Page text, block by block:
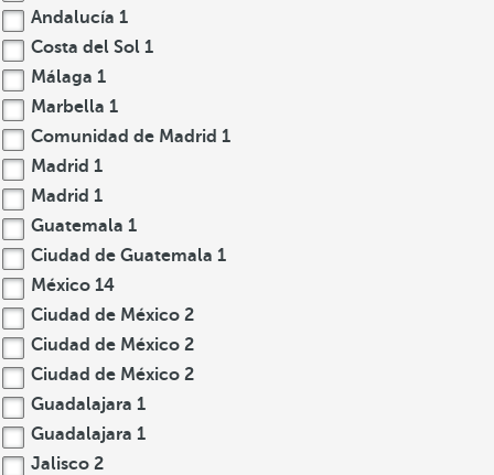
Andalucía 1
Costa del Sol 1
Málaga 1
Marbella 1
Comunidad de Madrid 1
Madrid 1
Madrid 1
Guatemala 1
Ciudad de Guatemala 1
México 14
Ciudad de México 2
Ciudad de México 2
Ciudad de México 2
Guadalajara 1
Guadalajara 1
Jalisco 2